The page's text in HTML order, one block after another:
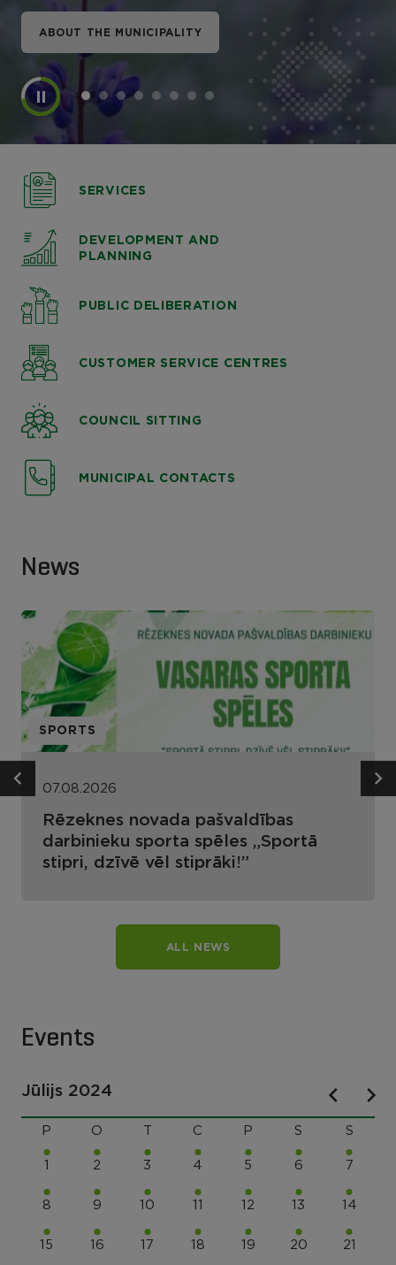
ABOUT THE MUNICIPALITY
ABOUT THE MUNICIPALITY
ABOUT THE MUNICIPALITY
ABOUT THE MUNICIPALITY
ABOUT THE MUNICIPALITY
ABOUT THE MUNICIPALITY
ABOUT THE MUNICIPALITY
ABOUT THE MUNICIPALITY
SERVICES
DEVELOPMENT AND
PLANNING
PUBLIC DELIBERATION
CUSTOMER SERVICE CENTRES
COUNCIL SITTING
MUNICIPAL CONTACTS
News
SPORTS
07.08.2026
Rēzeknes novada pašvaldības
darbinieku sporta spēles „Sportā
stipri, dzīvē vēl stiprāki!”
ALL NEWS
Events
Jūlijs 2024
P O C P S S
1 2 3 4 5 6 7
8 9 10 11 12 13 14
15 16 17 18 19 20 21